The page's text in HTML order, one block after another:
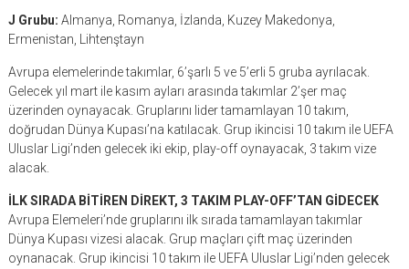
J Grubu: Almanya, Romanya, İzlanda, Kuzey Makedonya,
Ermenistan, Lihtenştayn
Avrupa elemelerinde takımlar, 6’şarlı 5 ve 5’erli 5 gruba ayrılacak.
Gelecek yıl mart ile kasım ayları arasında takımlar 2’şer maç
üzerinden oynayacak. Gruplarını lider tamamlayan 10 takım,
doğrudan Dünya Kupası’na katılacak. Grup ikincisi 10 takım ile UEFA
Uluslar Ligi’nden gelecek iki ekip, play-off oynayacak, 3 takım vize
alacak.
İLK SIRADA BİTİREN DİREKT, 3 TAKIM PLAY-OFF’TAN GİDECEK
Avrupa Elemeleri’nde gruplarını ilk sırada tamamlayan takımlar
Dünya Kupası vizesi alacak. Grup maçları çift maç üzerinden
oynanacak. Grup ikincisi 10 takım ile UEFA Uluslar Ligi’nden gelecek